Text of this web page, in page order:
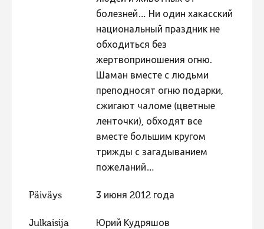
болезней… Ни один хакасский
национальный праздник не
обходиться без
жертвоприношения огню.
Шаман вместе с людьми
преподносят огню подарки,
сжигают чаломе (цветные
ленточки), обходят все
вместе большим кругом
трижды с загадыванием
пожеланий…
Päiväys 3 июня 2012 года
Julkaisija Юрий Кудряшов